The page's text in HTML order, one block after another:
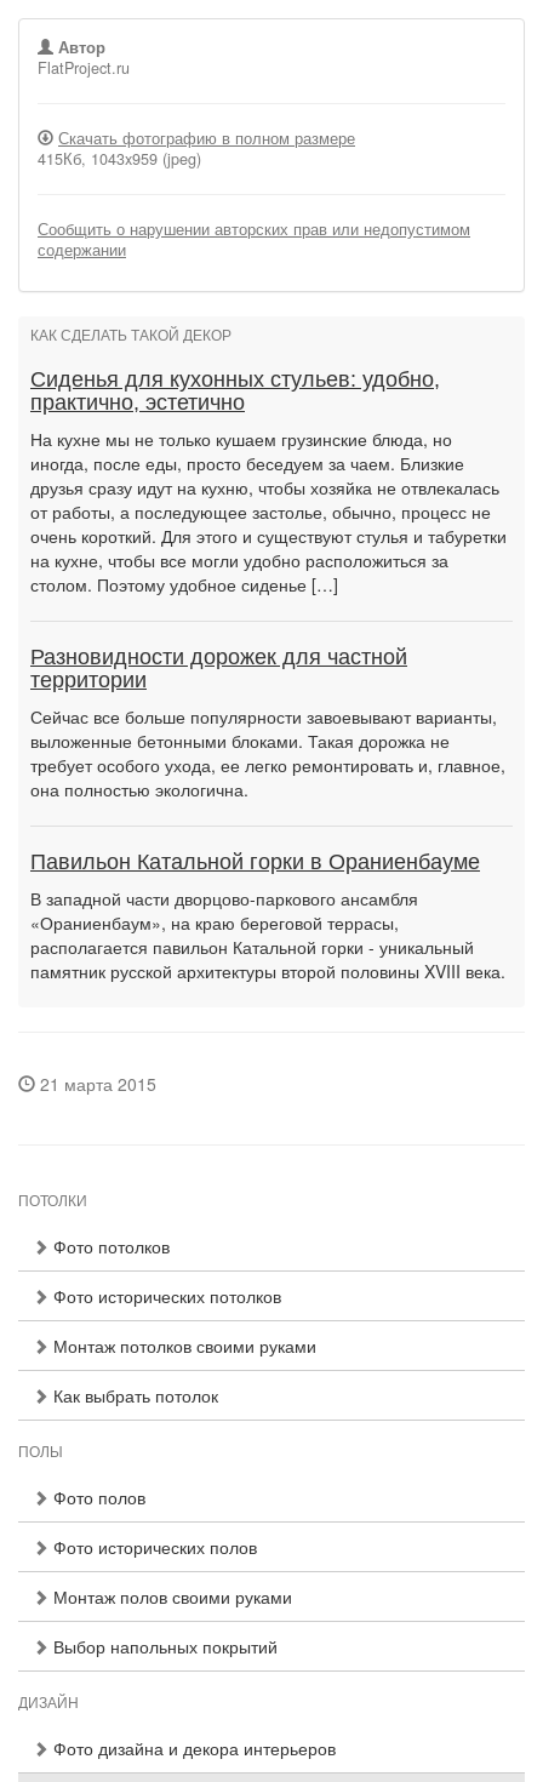
Автор
FlatProject.ru
Скачать фотографию в полном размере
415Кб, 1043x959 (jpeg)
Сообщить о нарушении авторских прав или недопустимом
содержании
КАК СДЕЛАТЬ ТАКОЙ ДЕКОР
Сиденья для кухонных стульев: удобно,
практично, эстетично
На кухне мы не только кушаем грузинские блюда, но
иногда, после еды, просто беседуем за чаем. Близкие
друзья сразу идут на кухню, чтобы хозяйка не отвлекалась
от работы, а последующее застолье, обычно, процесс не
очень короткий. Для этого и существуют стулья и табуретки
на кухне, чтобы все могли удобно расположиться за
столом. Поэтому удобное сиденье […]
Разновидности дорожек для частной
территории
Сейчас все больше популярности завоевывают варианты,
выложенные бетонными блоками. Такая дорожка не
требует особого ухода, ее легко ремонтировать и, главное,
она полностью экологична.
Павильон Катальной горки в Ораниенбауме
В западной части дворцово-паркового ансамбля
«Ораниенбаум», на краю береговой террасы,
располагается павильон Катальной горки - уникальный
памятник русской архитектуры второй половины XVIII века.
21 марта 2015
ПОТОЛКИ
Фото потолков
Фото исторических потолков
Монтаж потолков своими руками
Как выбрать потолок
ПОЛЫ
Фото полов
Фото исторических полов
Монтаж полов своими руками
Выбор напольных покрытий
ДИЗАЙН
Фото дизайна и декора интерьеров